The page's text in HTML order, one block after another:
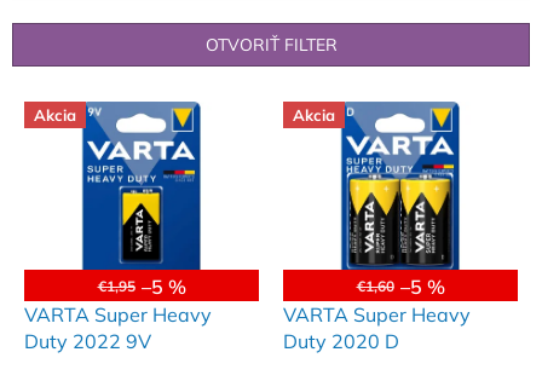
i
OTVORIŤ FILTER
V
d
Akcia
€1,95 –5 %
VARTA Super Heavy
Duty 2022 9V
Akcia
€1,60 –5 %
VARTA Super Heavy
Duty 2020 D